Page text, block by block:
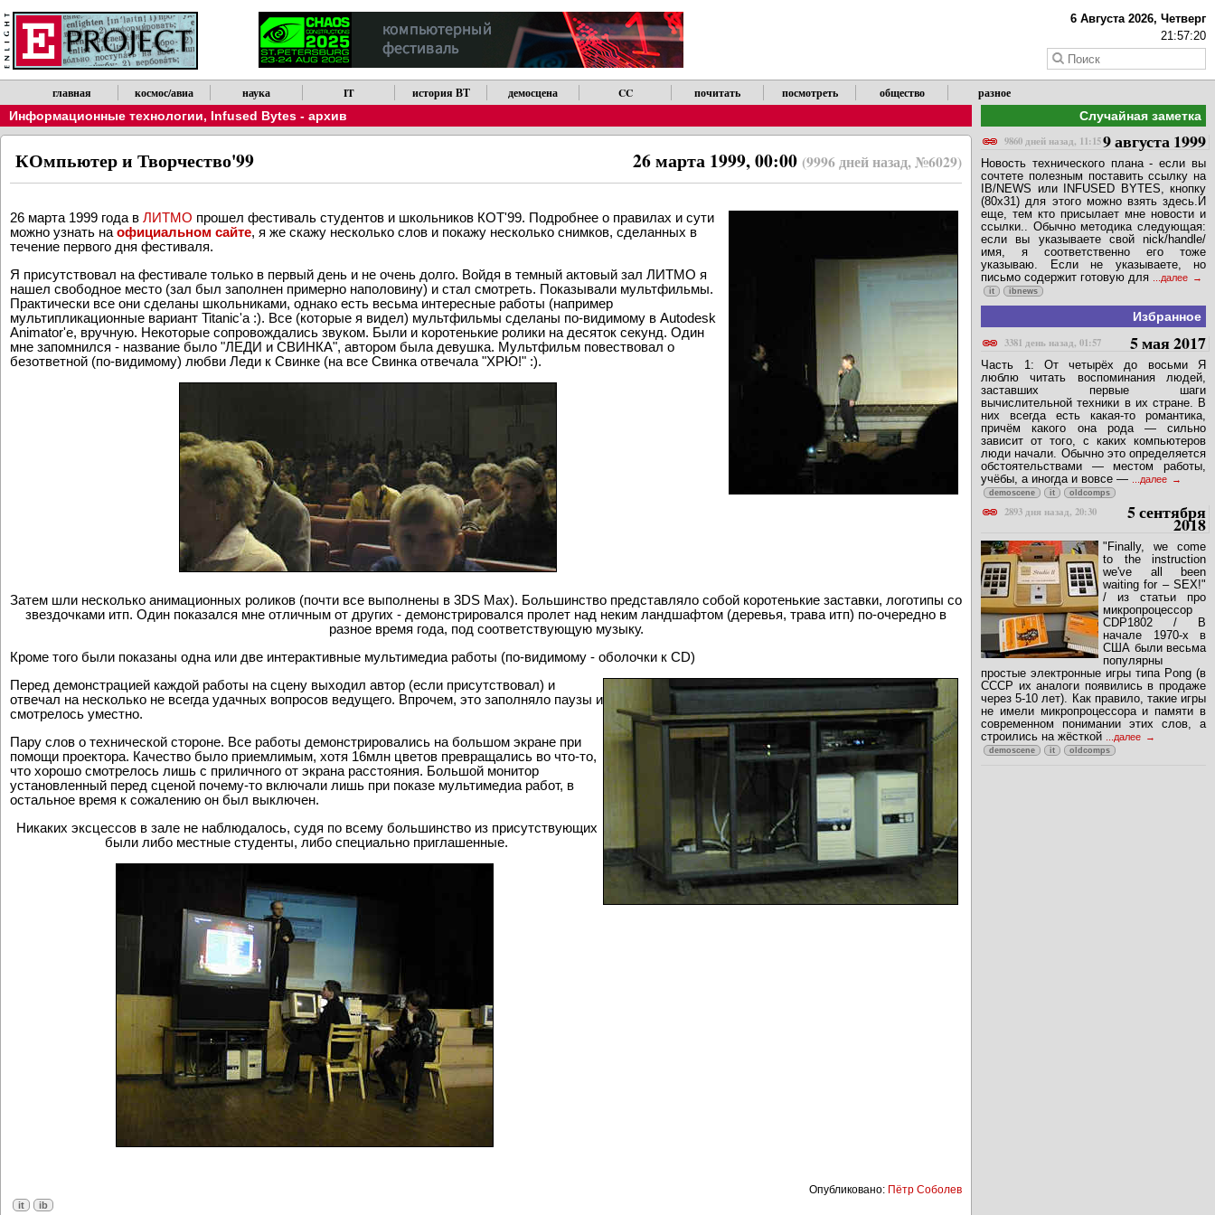
6 Августа 2026, Четверг
21:57:20
главная космос/авиа наука IT история ВТ демосцена CC почитать посмотреть общество разное
Информационные технологии, Infused Bytes - архив
26 марта 1999, 00:00 (9996 дней назад, №6029)
КОмпьютер и Творчество'99
26 марта 1999 года в ЛИТМО прошел фестиваль студентов и школьников КОТ'99. Подробнее о правилах и сути
можно узнать на официальном сайте, я же скажу несколько слов и покажу несколько снимков, сделанных в
течение первого дня фестиваля.
Я присутствовал на фестивале только в первый день и не очень долго. Войдя в темный актовый зал ЛИТМО я
нашел свободное место (зал был заполнен примерно наполовину) и стал смотреть. Показывали мультфильмы.
Практически все они сделаны школьниками, однако есть весьма интересные работы (например
мультипликационные вариант Titanic'a :). Все (которые я видел) мультфильмы сделаны по-видимому в Autodesk
Animator'e, вручную. Некоторые сопровождались звуком. Были и коротенькие ролики на десяток секунд. Один
мне запомнился - название было "ЛЕДИ и СВИНКА", автором была девушка. Мультфильм повествовал о
безответной (по-видимому) любви Леди к Свинке (на все Свинка отвечала "ХРЮ!" :).
Затем шли несколько анимационных роликов (почти все выполнены в 3DS Max). Большинство представляло собой коротенькие заставки, логотипы со
звездочками итп. Один показался мне отличным от других - демонстрировался пролет над неким ландшафтом (деревья, трава итп) по-очередно в
разное время года, под соответствующую музыку.
Кроме того были показаны одна или две интерактивные мультимедиа работы (по-видимому - оболочки к CD)
Перед демонстрацией каждой работы на сцену выходил автор (если присутствовал) и
отвечал на несколько не всегда удачных вопросов ведущего. Впрочем, это заполняло паузы и
смотрелось уместно.
Пару слов о технической стороне. Все работы демонстрировались на большом экране при
помощи проектора. Качество было приемлимым, хотя 16млн цветов превращались во что-то,
что хорошо смотрелось лишь с приличного от экрана расстояния. Большой монитор
установленный перед сценой почему-то включали лишь при показе мультимедиа работ, в
остальное время к сожалению он был выключен.
Никаких эксцессов в зале не наблюдалось, судя по всему большинство из присутствующих
были либо местные студенты, либо специально приглашенные.
Опубликовано: Пётр Соболев
it ib
Случайная заметка
9860 дней назад, 11:159 августа 1999
Новость технического плана - если вы
сочтете полезным поставить ссылку на
IB/NEWS или INFUSED BYTES, кнопку
(80x31) для этого можно взять здесь.И
еще, тем кто присылает мне новости и
ссылки.. Обычно методика следующая:
если вы указываете свой nick/handle/
имя, я соответственно его тоже
указываю. Если не указываете, но
письмо содержит готовую для ...далее
it ibnews
Избранное
3381 день назад, 01:57
5 мая 2017
Часть 1: От четырёх до восьми Я
люблю читать воспоминания людей,
заставших первые шаги
вычислительной техники в их стране. В
них всегда есть какая-то романтика,
причём какого она рода — сильно
зависит от того, с каких компьютеров
люди начали. Обычно это определяется
обстоятельствами — местом работы,
учёбы, а иногда и вовсе —
...далее
demoscene it oldcomps
2893 дня назад, 20:30 5 сентября
2018
"Finally, we come
to the instruction
we've all been
waiting for – SEX!"
/ из статьи про
микропроцессор
CDP1802 / В
начале 1970-х в
США были весьма
популярны
простые электронные игры типа Pong (в
СССР их аналоги появились в продаже
через 5-10 лет). Как правило, такие игры
не имели микропроцессора и памяти в
современном понимании этих слов, а
строились на жёсткой
...далее
demoscene it oldcomps